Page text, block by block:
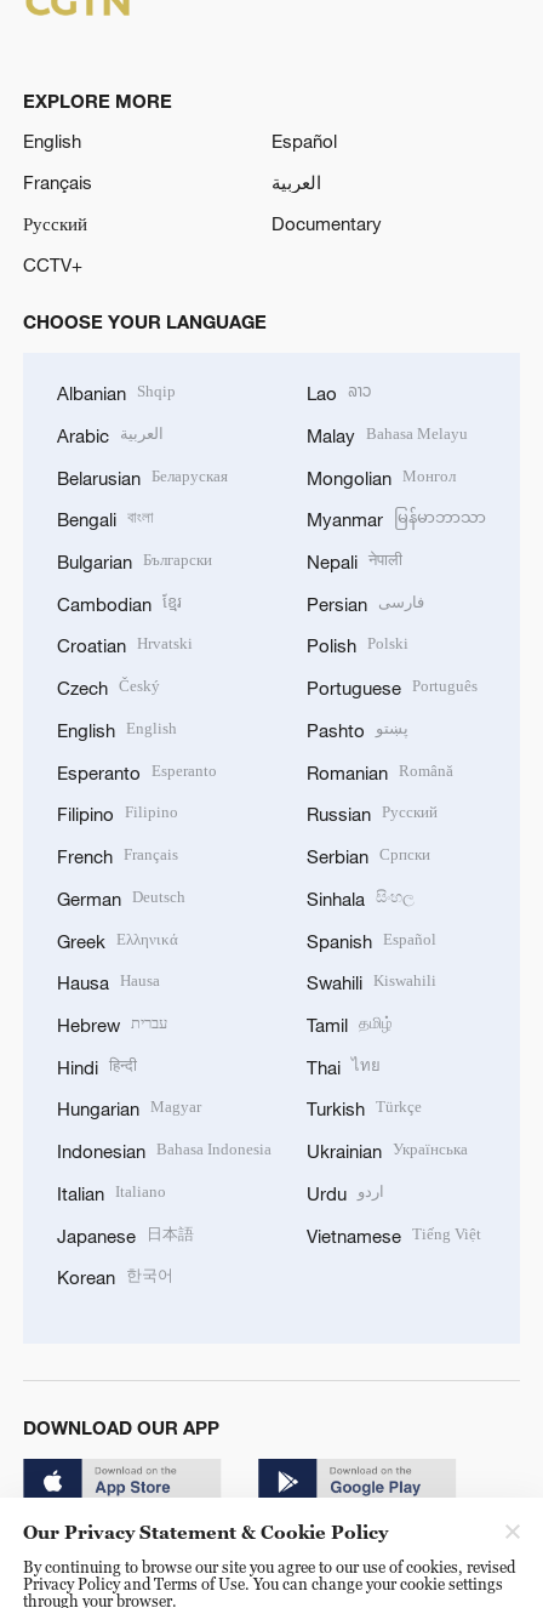
EXPLORE MORE
English
Español
Français
العربية
Русский
Documentary
CCTV+
CHOOSE YOUR LANGUAGE
Albanian Shqip
Arabic العربية
Belarusian Беларуская
Bengali বাংলা
Bulgarian Български
Cambodian ខ្មែរ
Croatian Hrvatski
Czech Český
English English
Esperanto Esperanto
Filipino Filipino
French Français
German Deutsch
Greek Ελληνικά
Hausa Hausa
Hebrew עברית
Hindi हिन्दी
Hungarian Magyar
Indonesian Bahasa Indonesia
Italian Italiano
Japanese 日本語
Korean 한국어
Lao ລາວ
Malay Bahasa Melayu
Mongolian Монгол
Myanmar မြန်မာဘာသာ
Nepali नेपाली
Persian فارسی
Polish Polski
Portuguese Português
Pashto پښتو
Romanian Română
Russian Русский
Serbian Српски
Sinhala සිංහල
Spanish Español
Swahili Kiswahili
Tamil தமிழ்
Thai ไทย
Turkish Türkçe
Ukrainian Українська
Urdu اردو
Vietnamese Tiếng Việt
DOWNLOAD OUR APP
Our Privacy Statement & Cookie Policy
By continuing to browse our site you agree to our use of cookies, revised
Privacy Policy and Terms of Use. You can change your cookie settings
through your browser.